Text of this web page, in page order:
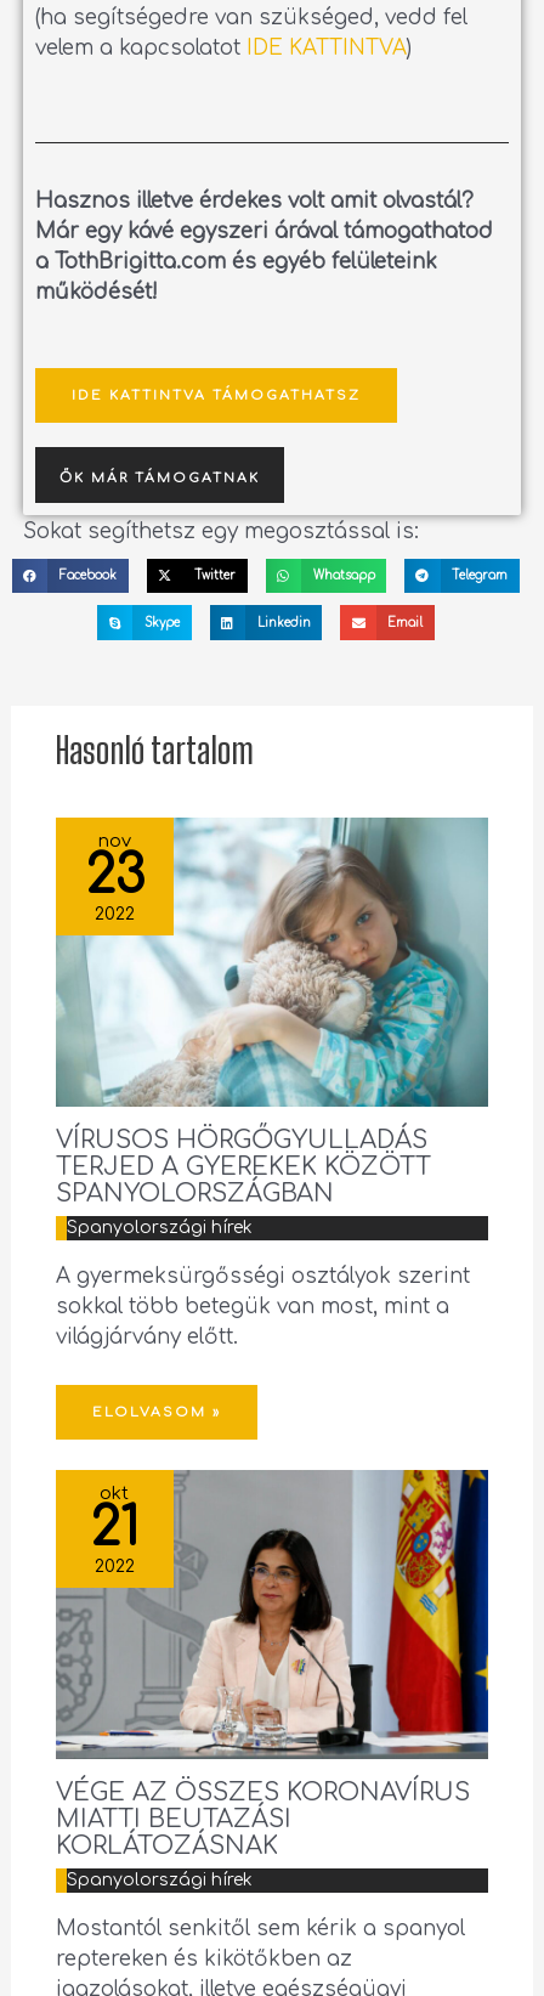
(ha segítségedre van szükséged, vedd fel
velem a kapcsolatot IDE KATTINTVA)
Hasznos illetve érdekes volt amit olvastál?
Már egy kávé egyszeri árával támogathatod
a TothBrigitta.com és egyéb felületeink
működését!
IDE KATTINTVA TÁMOGATHATSZ
ŐK MÁR TÁMOGATNAK
Sokat segíthetsz egy megosztással is:
Facebook Twitter Whatsapp Telegram
Skype Linkedin Email
Hasonló tartalom
nov
23
2022
VÍRUSOS HÖRGŐGYULLADÁS
TERJED A GYEREKEK KÖZÖTT
SPANYOLORSZÁGBAN
Spanyolországi hírek
A gyermeksürgősségi osztályok szerint
sokkal több betegük van most, mint a
világjárvány előtt.
ELOLVASOM »
okt
21
2022
VÉGE AZ ÖSSZES KORONAVÍRUS
MIATTI BEUTAZÁSI
KORLÁTOZÁSNAK
Spanyolországi hírek
Mostantól senkitől sem kérik a spanyol
reptereken és kikötőkben az
igazolásokat, illetve egészségügyi